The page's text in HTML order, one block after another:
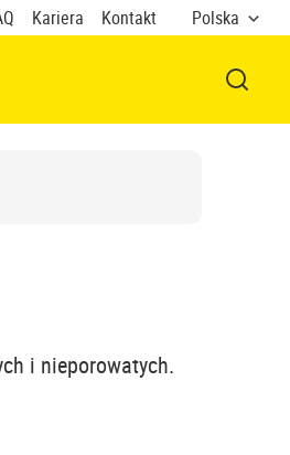
Kariera Kontakt Polska
i nieporowatych.